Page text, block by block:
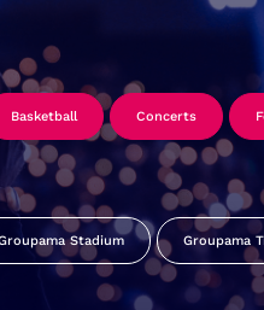
Basketball Concerts
Stadium Groupama